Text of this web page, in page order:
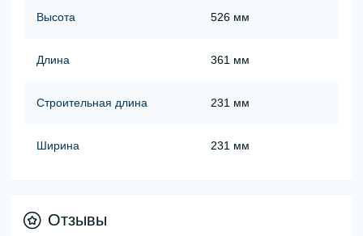
Высота 526 мм
Длина 361 мм
Строительная длина 231 мм
Ширина 231 мм
Отзывы